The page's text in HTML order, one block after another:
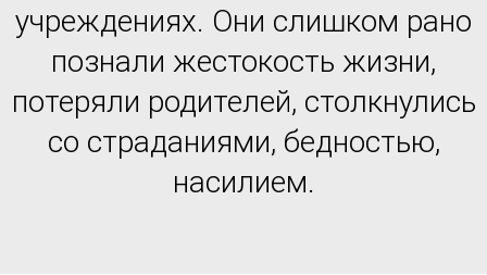
учреждениях. Они слишком рано
познали жестокость жизни,
потеряли родителей, столкнулись
со страданиями, бедностью,
насилием.